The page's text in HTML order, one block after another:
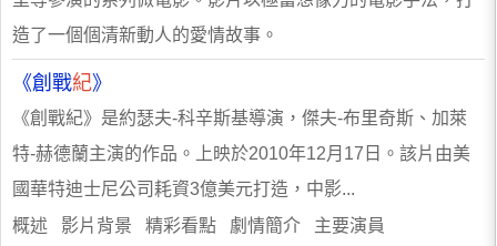
造了一個個清新動人的愛情故事。
《創戰紀》
《創戰紀》是約瑟夫-科辛斯基導演，傑夫-布里奇斯、加萊
特-赫德蘭主演的作品。上映於2010年12月17日。該片由美
國華特迪士尼公司耗資3億美元打造，中影...
概述 影片背景 精彩看點 劇情簡介 主要演員